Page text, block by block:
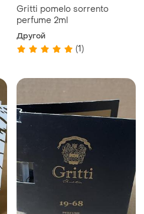
Gritti pomelo sorrento
perfume 2ml
Другой
(1)